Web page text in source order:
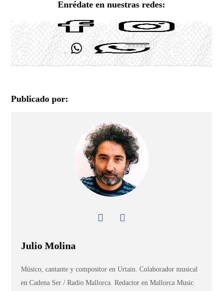
Enrédate en nuestras redes:
Publicado por:
Julio Molina
Músico, cantante y compositor en Urtain. Colaborador musical
en Cadena Ser / Radio Mallorca. Redactor en Mallorca Music